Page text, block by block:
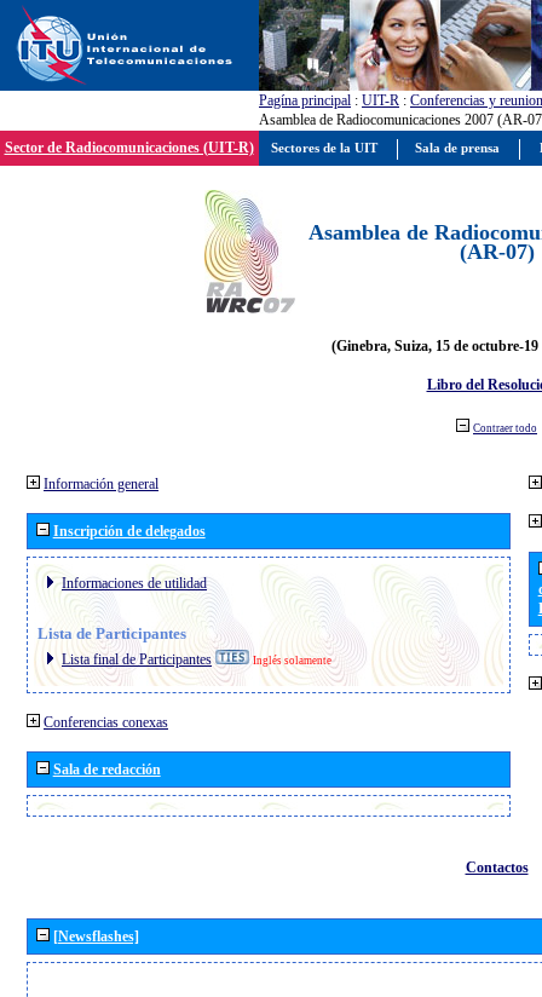
Pagína principal : UIT-R : Conferencias y
Asamblea de Radiocomunicaciones 2007 (AR-
Sector de Radiocomunicaciones (UIT-R)
Asamblea de
(AR-07)
(Ginebra, Suiza, 15 de octubre-19
Libro del
Contraer todo
Información general
Inscripción de delegados
Informaciones de utilidad
Lista de Participantes
Lista final de Participantes Inglés solamente
Conferencias conexas
Sala de redacción
Contactos
[Newsflashes]
Sectores de la UIT Sala de prensa